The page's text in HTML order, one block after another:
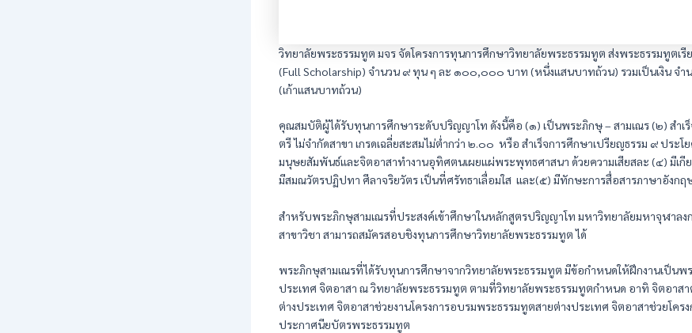
วิทยาลัยพระธรรมทูต มจร จัดโครงการทุนการศึกษาวิทยาลัยพระธรรมทูต ส่งพระธรรมทูตเ
(Full Scholarship) จำนวน ๙ ทุน ๆ ละ ๑๐๐,๐๐๐ บาท (หนึ่งแสนบาทถ้วน) รวมเป็นเงิน จ
(เก้าแสนบาทถ้วน)
คุณสมบัติผู้ได้รับทุนการศึกษาระดับปริญญาโท ดังนี้คือ (๑) เป็นพระภิกษุ – สามเณร (๒) สำเ
ตรี ไม่จำกัดสาขา เกรดเฉลี่ยสะสมไม่ต่ำกว่า ๒.๐๐ หรือ สำเร็จการศึกษาเปรียญธรรม ๙ ประโ
มนุษยสัมพันธ์และจิตอาสาทำงานอุทิศตนเผยแผ่พระพุทธศาสนา ด้วยความเสียสละ (๔) มีเกี
มีสมณวัตรปฏิปทา ศีลาจริยวัตร เป็นที่ศรัทธาเลื่อมใส และ(๕) มีทักษะการสื่อสารภาษาอังกฤ
สำหรับพระภิกษุสามเณรที่ประสงค์เข้าศึกษาในหลักสูตรปริญญาโท มหาวิทยาลัยมหาจุฬาลง
สาขาวิชา สามารถสมัครสอบชิงทุนการศึกษาวิทยาลัยพระธรรมทูต ได้
พระภิกษุสามเณรที่ได้รับทุนการศึกษาจากวิทยาลัยพระธรรมทูต มีข้อกำหนดให้ฝึกงานเป็นพ
ประเทศ จิตอาสา ณ วิทยาลัยพระธรรมทูต ตามที่วิทยาลัยพระธรรมทูตกำหนด อาทิ จิตอาส
ต่างประเทศ จิตอาสาช่วยงานโครงการอบรมพระธรรมทูตสายต่างประเทศ จิตอาสาช่วยโคร
ประกาศนียบัตรพระธรรมทูต